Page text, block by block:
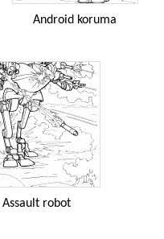
Android koruma
Assault robot